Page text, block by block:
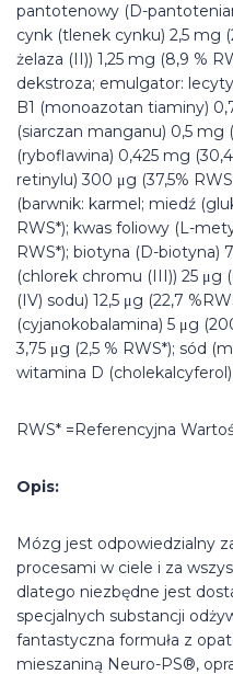
pantotenowy (D-
cynk (tlenek cynku) 2,5 mg
żelaza (II)) 1,25 mg (8,9 %
dekstroza; emulgator:
B1 (monoazotan tiaminy)
(siarczan manganu) 0,5 mg
(ryboflawina) 0,425 mg
retinylu) 300 μg (37,5%
(barwnik: karmel; miedź
RWS*); kwas foliowy (L-
RWS*); biotyna (D-biotyna)
(chlorek chromu (III)) 25 μg
(IV) sodu) 12,5 μg (22,7
(cyjanokobalamina) 5 μg
3,75 μg (2,5 % RWS*); sód
witamina D (cholekalcyferol)
RWS* =Referencyjna
Opis:
Mózg jest odpowiedzialny
procesami w ciele i za
dlatego niezbędne jest
specjalnych substancji
fantastyczna formuła z
mieszaniną Neuro-PS®,